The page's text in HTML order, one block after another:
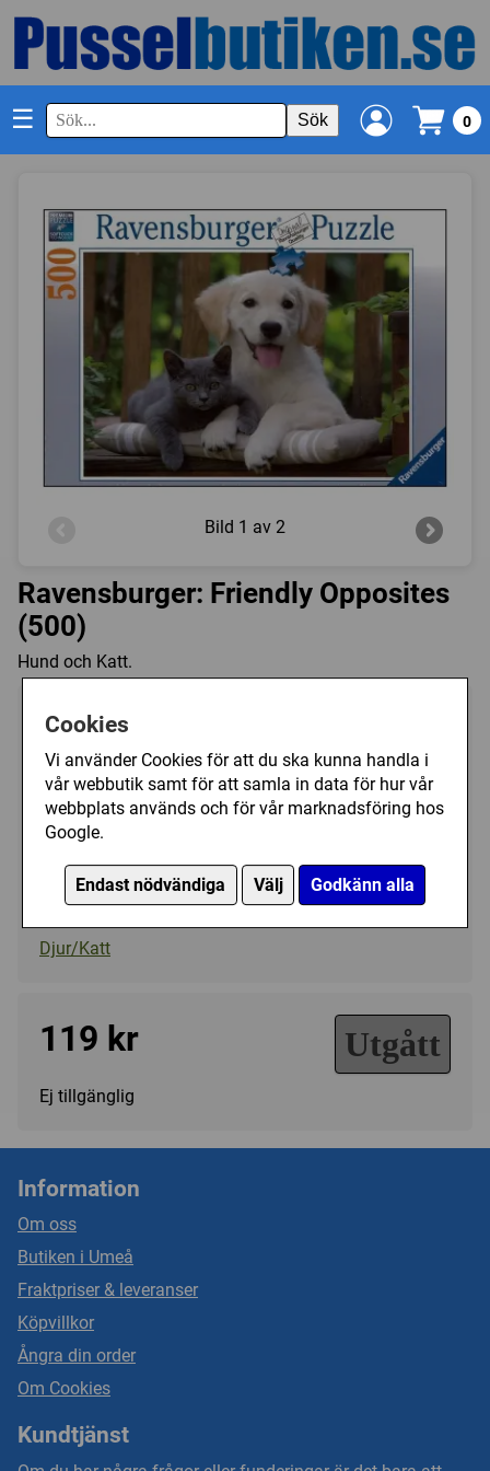
Cookies
Vi använder Cookies för att du ska kunna handla i
vår webbutik samt för att samla in data för hur vår
webbplats används och för vår marknadsföring hos
Google.
Endast nödvändiga Välj Godkänn alla
☰ Sök 0
Bild 1 av 2
Ravensburger: Friendly Opposites
(500)
Hund och Katt.
Tillverkare:
Antal bitar:500
Storlek:49 x 36 cm
Art.nr.:RA142347
Antal Bitar/500 - 999
Djur/Katt
119 kr Utgått
Ej tillgänglig
Information
Om oss
Butiken i Umeå
Fraktpriser & leveranser
Köpvillkor
Ångra din order
Om Cookies
Kundtjänst